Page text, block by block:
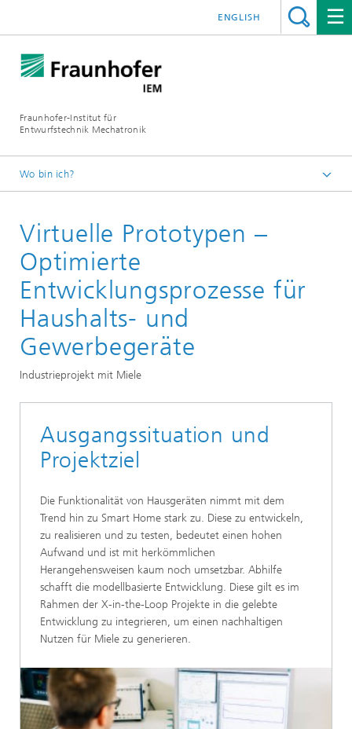
Fraunhofer-Institut für
Entwurfstechnik Mechatronik
ENGLISH
Wo bin ich?
Referenzen
Virtuelle Prototypen –
Optimierte
Entwicklungsprozesse für
Haushalts- und
Gewerbegeräte
Industrieprojekt mit Miele
Ausgangssituation und
Projektziel
Die Funktionalität von Hausgeräten nimmt mit dem
Trend hin zu Smart Home stark zu. Diese zu entwickeln,
zu realisieren und zu testen, bedeutet einen hohen
Aufwand und ist mit herkömmlichen
Herangehensweisen kaum noch umsetzbar. Abhilfe
schafft die modellbasierte Entwicklung. Diese gilt es im
Rahmen der X-in-the-Loop Projekte in die gelebte
Entwicklung zu integrieren, um einen nachhaltigen
Nutzen für Miele zu generieren.